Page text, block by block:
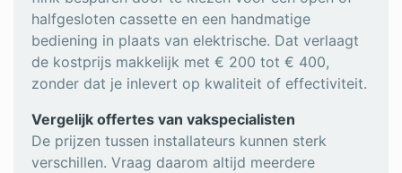
halfgesloten cassette en een handmatige
bediening in plaats van elektrische. Dat verlaagt
de kostprijs makkelijk met € 200 tot € 400,
zonder dat je inlevert op kwaliteit of effectiviteit.
Vergelijk offertes van vakspecialisten
De prijzen tussen installateurs kunnen sterk
verschillen. Vraag daarom altijd meerdere